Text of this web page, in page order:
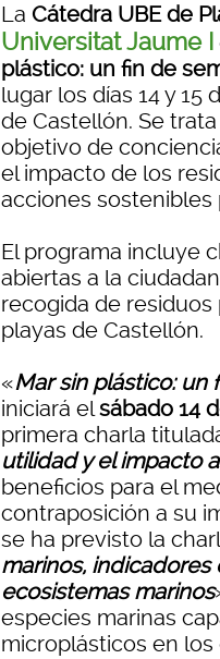
La Cátedra UBE de
Universitat Jaume I
plástico: un fin de
lugar los días 14 y 15
de Castellón. Se
objetivo de
el impacto de los
acciones
El programa incluye
abiertas a la
recogida de
playas de Castellón.
«Mar sin plástico: un
iniciará elsábado 14
primera charla
utilidad y el impacto
beneficios para el
contraposición a su
se ha previsto la
marinos,
ecosistemas marinos
especies marinas
microplásticos en los